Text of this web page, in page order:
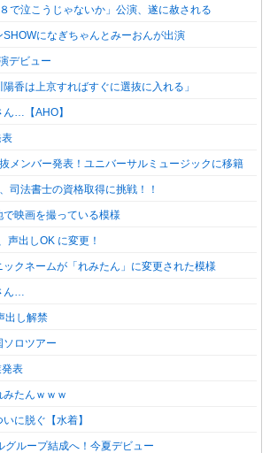
で泣こうじゃないか」公演、遂に赦される
SHOWになぎちゃんとみーおんが出演
デビュー
香は上京すればすぐに選抜に入れる」
ん…【AHO】
メンバー発表！ユニバーサルミュージックに移籍
司法書士の資格取得に挑戦！！
映画を撮っている模様
声出しOK に変更！
クネームが「れみたん」に変更された模様
ん…
出し解禁
ソロツアー
表
みたんｗｗｗ
に脱ぐ【水着】
グループ結成へ！今夏デビュー